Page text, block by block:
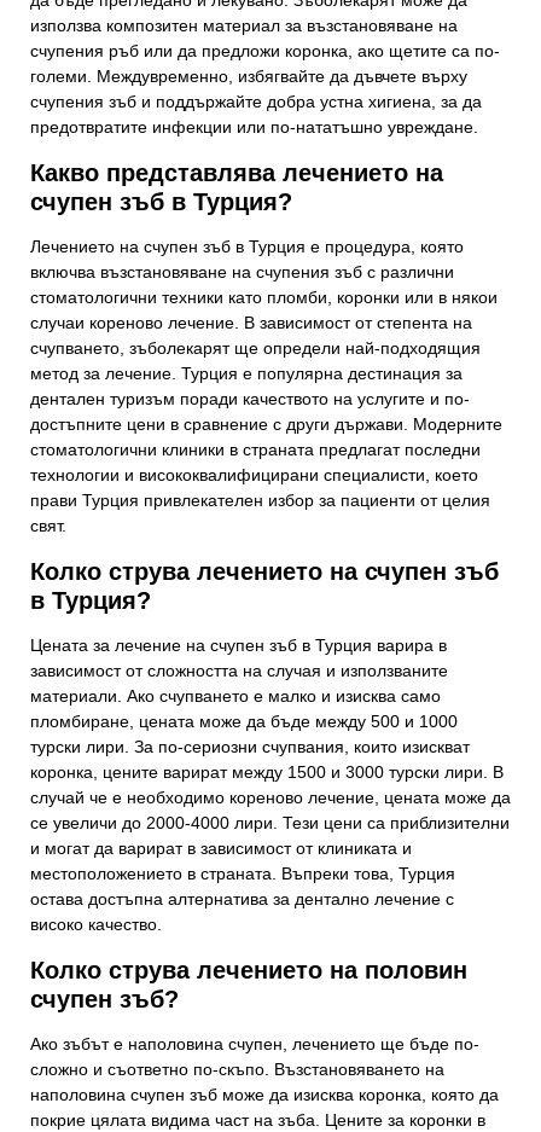
използва композитен материал за възстановяване на
счупения ръб или да предложи коронка, ако щетите са по-
големи. Междувременно, избягвайте да дъвчете върху
счупения зъб и поддържайте добра устна хигиена, за да
предотвратите инфекции или по-нататъшно увреждане.
Какво представлява лечението на
счупен зъб в Турция?
Лечението на счупен зъб в Турция е процедура, която
включва възстановяване на счупения зъб с различни
стоматологични техники като пломби, коронки или в някои
случаи кореново лечение. В зависимост от степента на
счупването, зъболекарят ще определи най-подходящия
метод за лечение. Турция е популярна дестинация за
дентален туризъм поради качеството на услугите и по-
достъпните цени в сравнение с други държави. Модерните
стоматологични клиники в страната предлагат последни
технологии и висококвалифицирани специалисти, което
прави Турция привлекателен избор за пациенти от целия
свят.
Колко струва лечението на счупен зъб
в Турция?
Цената за лечение на счупен зъб в Турция варира в
зависимост от сложността на случая и използваните
материали. Ако счупването е малко и изисква само
пломбиране, цената може да бъде между 500 и 1000
турски лири. За по-сериозни счупвания, които изискват
коронка, цените варират между 1500 и 3000 турски лири. В
случай че е необходимо кореново лечение, цената може да
се увеличи до 2000-4000 лири. Тези цени са приблизителни
и могат да варират в зависимост от клиниката и
местоположението в страната. Въпреки това, Турция
остава достъпна алтернатива за дентално лечение с
високо качество.
Колко струва лечението на половин
счупен зъб?
Ако зъбът е наполовина счупен, лечението ще бъде по-
сложно и съответно по-скъпо. Възстановяването на
наполовина счупен зъб може да изисква коронка, която да
покрие цялата видима част на зъба. Цените за коронки в